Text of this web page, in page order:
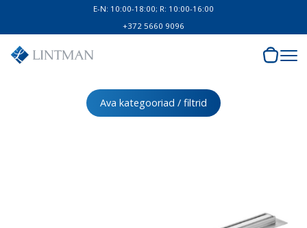
E-N: 10:00-18:00; R: 10:00-16:00
+372 5660 9096
Ava kategooriad / filtrid